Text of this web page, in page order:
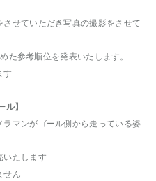
させていただき写真の撮影をさせて
た参考順位を発表いたします。
す
ル】
ラマンがゴール側から走っている姿
いたします
せん